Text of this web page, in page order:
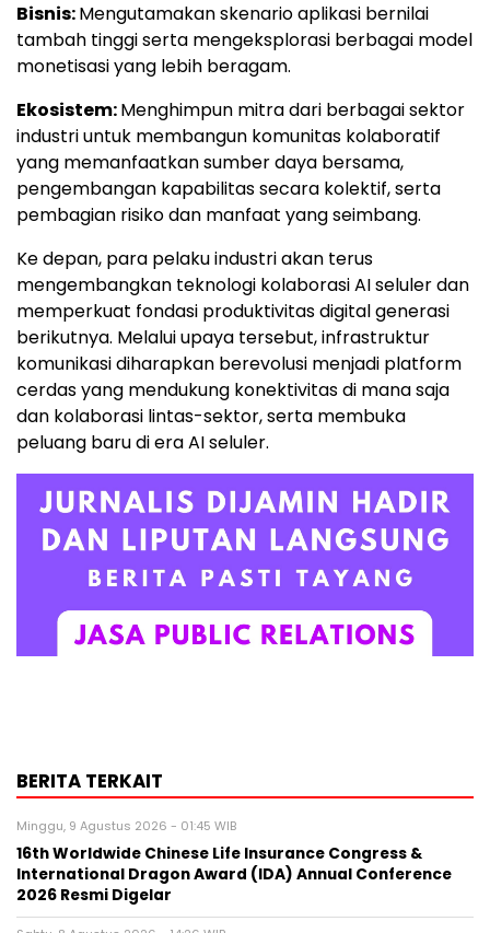
Bisnis:Mengutamakan skenario aplikasi bernilai
tambah tinggi serta mengeksplorasi berbagai model
monetisasi yang lebih beragam.
Ekosistem:Menghimpun mitra dari berbagai sektor
industri untuk membangun komunitas kolaboratif
yang memanfaatkan sumber daya bersama,
pengembangan kapabilitas secara kolektif, serta
pembagian risiko dan manfaat yang seimbang.
Ke depan, para pelaku industri akan terus
mengembangkan teknologi kolaborasi AI seluler dan
memperkuat fondasi produktivitas digital generasi
berikutnya. Melalui upaya tersebut, infrastruktur
komunikasi diharapkan berevolusi menjadi platform
cerdas yang mendukung konektivitas di mana saja
dan kolaborasi lintas-sektor, serta membuka
peluang baru di era AI seluler.
BERITA TERKAIT
Minggu, 9 Agustus 2026 - 01:45 WIB
16th Worldwide Chinese Life Insurance Congress &
International Dragon Award (IDA) Annual Conference
2026 Resmi Digelar